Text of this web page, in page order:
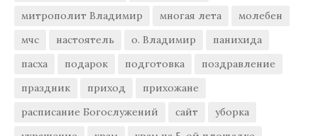
митрополит Владимир
многая лета
молебен
мчс
настоятель о. Владимир
панихида
пасха
подарок подготовка
поздравление
праздник
приход
прихожане
расписание Богослужений
сайт
уборка